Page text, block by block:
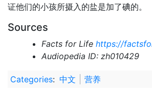
证他们的小孩所摄入的盐是加了碘的。
Sources
Facts for Life https://
Audiopedia ID: zh010429
Categories: 中文 营养